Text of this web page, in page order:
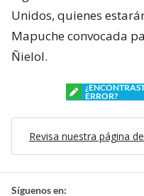
Unidos, quienes
Mapuche convocada
Ñielol.
ERROR?
Revisa nuestra página
Síguenos en: